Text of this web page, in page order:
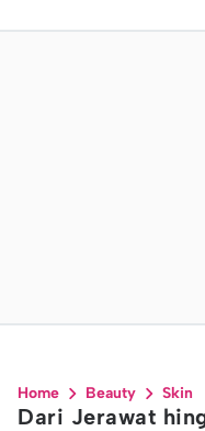
Home Beauty Skin
Dari Jerawat